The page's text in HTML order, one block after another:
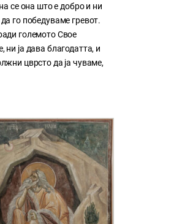
сe она што е добро и ни
го победуваме гревот.
големото Свое
ни ја дава благодатта, и
цврсто да ја чуваме,